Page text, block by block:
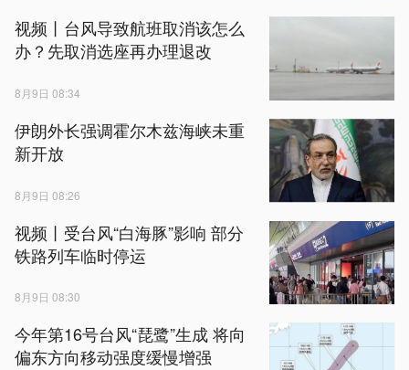
视频丨台风导致航班取消该怎么
办？先取消选座再办理退改
8月9日 08:34
伊朗外长强调霍尔木兹海峡未重
新开放
8月9日 08:26
视频丨受台风“白海豚”影响 部分
铁路列车临时停运
8月9日 08:30
今年第16号台风“琵鹭”生成 将向
偏东方向移动强度缓慢增强